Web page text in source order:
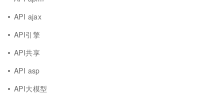
API ajax
API引擎
API共享
API asp
API大模型